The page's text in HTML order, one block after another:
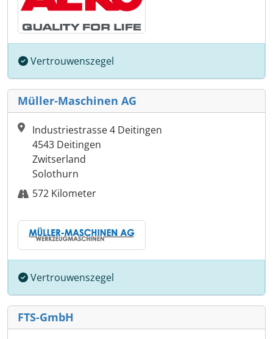
Vertrouwenszegel
Müller-Maschinen AG
Industriestrasse 4 Deitingen
4543 Deitingen
Zwitserland
Solothurn
572 Kilometer
Vertrouwenszegel
FTS-GmbH